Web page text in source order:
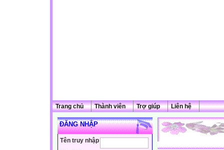
Trang chủ Thành viên Trợ giúp Liên hệ
ĐĂNG NHẬP
Tên truy nhập